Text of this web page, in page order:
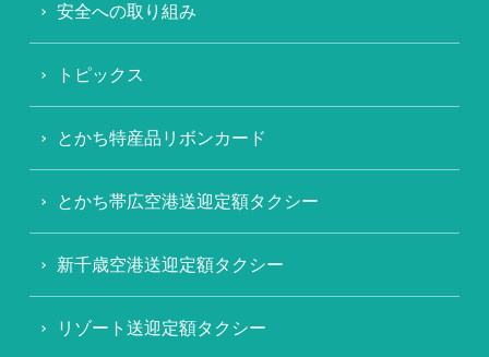
安全への取り組み
トピックス
とかち特産品リボンカード
とかち帯広空港送迎定額タクシー
新千歳空港送迎定額タクシー
リゾート送迎定額タクシー